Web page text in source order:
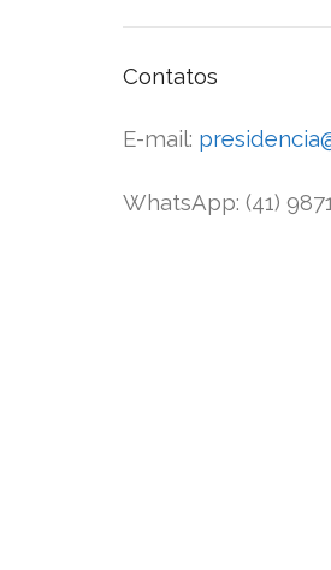
Contatos
E-mail:
WhatsApp: (41)